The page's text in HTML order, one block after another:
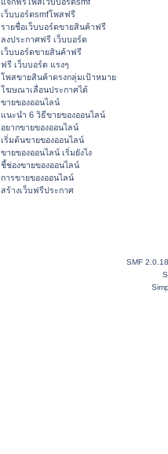
เว็บบอร์ดsmfโพสฟรี
รายชื่อเว็บบอร์ดขายสินค้าฟรี
ลงประกาศฟรี เว็บบอร์ด
เว็บบอร์ดขายสินค้าฟรี
ฟรี เว็บบอร์ด แรงๆ
โพสขายสินค้าตรงกลุ่มเป้าหมาย
โฆษณาเลื่อนประกาศได้
ขายของออนไลน์
แนะนำ 6 วิธีขายของออนไลน์
อยากขายของออนไลน์
เริ่มต้นขายของออนไลน์
ขายของออนไลน์ เริ่มยังไง
ชี้ช่องขายของออนไลน์
การขายของออนไลน์
สร้างเว็บฟรีประกาศ
SMF 2.0.18